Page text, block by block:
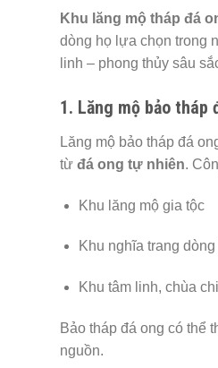
Khu lăng mộ tháp đá
dòng họ lựa chọn trong
linh – phong thủy sâu
1. Lăng mộ bảo tháp
Lăng mộ bảo tháp đá
từ đá ong tự nhiên.
Khu lăng mộ gia tộc
Khu nghĩa trang dòng
Khu tâm linh, chùa
Bảo tháp đá ong có thể
nguồn.